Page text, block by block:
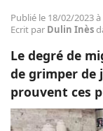
Publié le 18/02/2023
Ecrit par Dulin Inès
Le degré de
de grimper de
prouvent ces